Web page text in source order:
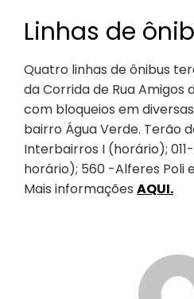
Linhas de
Quatro linhas de ônibus
da Corrida de Rua Amigos
com bloqueios em
bairro Água Verde. Terão
Interbairros I (horário);
horário); 560 -Alferes Poli
Mais informações AQUI.